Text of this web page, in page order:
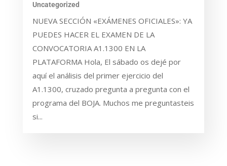
Uncategorized
NUEVA SECCIÓN «EXÁMENES OFICIALES»: YA
PUEDES HACER EL EXAMEN DE LA
CONVOCATORIA A1.1300 EN LA
PLATAFORMA Hola, El sábado os dejé por
aquí el análisis del primer ejercicio del
A1.1300, cruzado pregunta a pregunta con el
programa del BOJA. Muchos me preguntasteis
si...